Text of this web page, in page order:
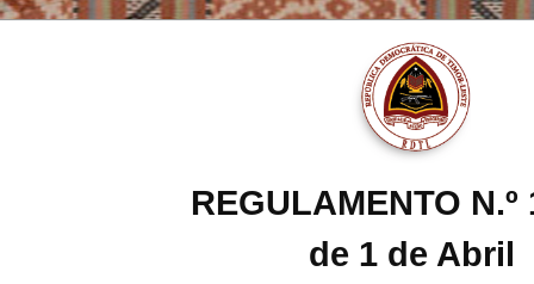
REGULAMENTO N.º
de 1 de Abril